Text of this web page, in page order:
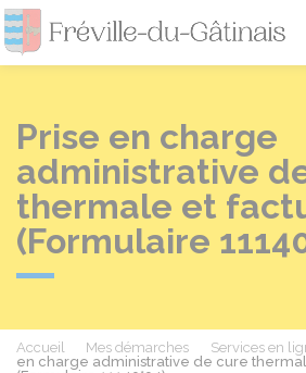
Prise en charge
administrative
thermale et
(Formulaire
Accueil Mes démarches Services en
en charge administrative de cure